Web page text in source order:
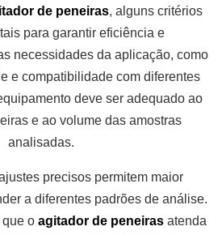
de peneiras, alguns critérios
para garantir eficiência e
necessidades da aplicação, como
e compatibilidade com diferentes
deve ser adequado ao
e ao volume das amostras
analisadas.
precisos permitem maior
a diferentes padrões de análise.
que o agitador de peneiras atenda